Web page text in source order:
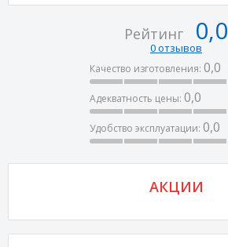
Рейтинг 0,0
0 отзывов
Качество изготовления: 0,0
Адекватность цены: 0,0
Удобство эксплуатации: 0,0
АКЦИИ